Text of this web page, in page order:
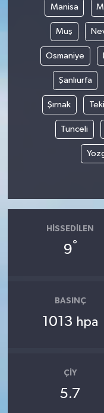
Manisa
Muş
Osmaniye
Şanlıurfa
Şırnak
Tunceli
HISSEDILEN
9°
BASINÇ
1013 hpa
ÇIY
5.7